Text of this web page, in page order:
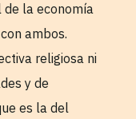
de la economía
ambos.
religiosa ni
y de
es la del